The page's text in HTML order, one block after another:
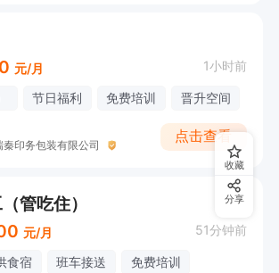
元/月 1小时前
节日福利 免费培训 晋升空间
印务包装有限公司
点击查看
管吃住）
元/月 51分钟前
食宿 班车接送 免费培训
收藏
分享